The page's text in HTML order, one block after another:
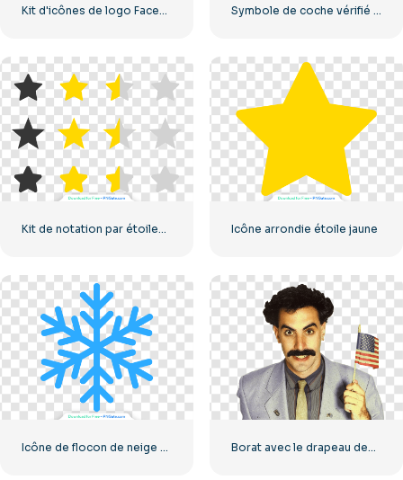
Icône arrondie étoile jaune
Icône de flocon de neige classique bleu Borat avec le drapeau des États-Unis souriant